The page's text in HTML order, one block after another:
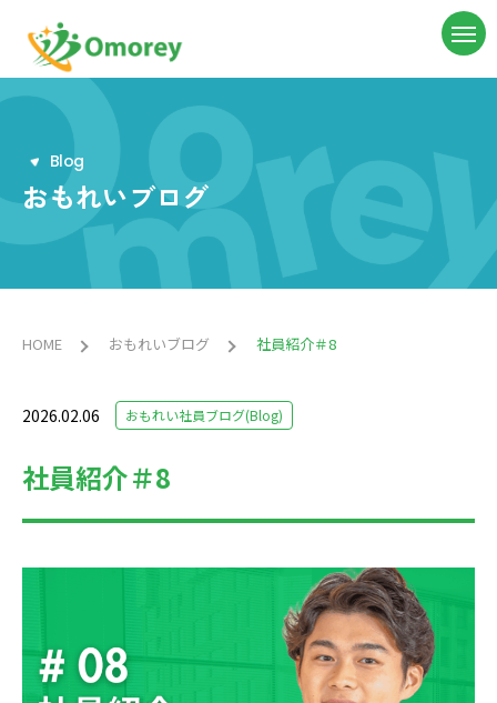
Blog
おもれいブログ
HOME おもれいブログ 社員紹介＃8
2026.02.06 おもれい社員ブログ(Blog)
社員紹介＃8